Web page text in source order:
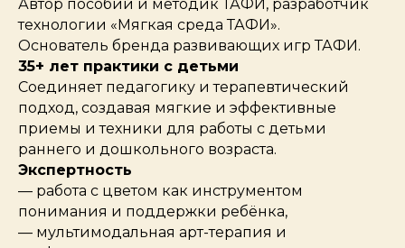
Автор пособий и методик ТАФИ, разработчик
технологии «Мягкая среда ТАФИ».
Основатель бренда развивающих игр ТАФИ.
35+ лет практики с детьми
Соединяет педагогику и терапевтический
подход, создавая мягкие и эффективные
приемы и техники для работы с детьми
раннего и дошкольного возраста.
Экспертность
— работа с цветом как инструментом
понимания и поддержки ребёнка,
— мультимодальная арт-терапия и